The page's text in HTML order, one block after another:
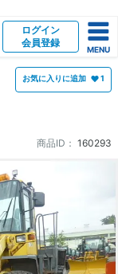
ログイン
会員登録
お気に入りに追加 1
商品ID： 160293